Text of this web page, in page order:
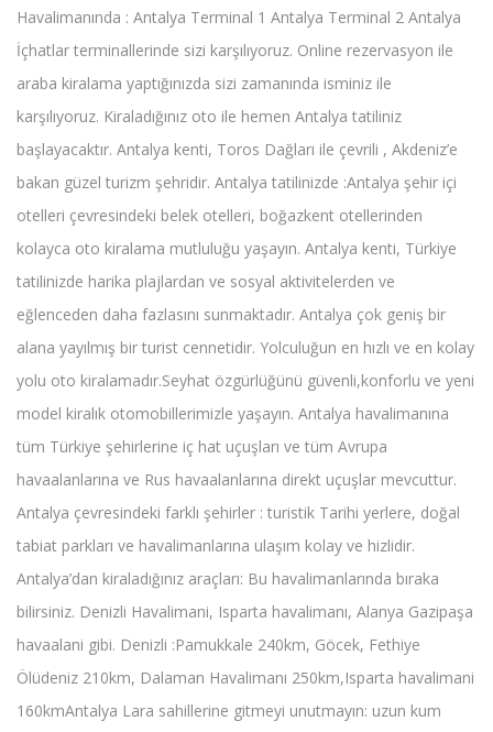
Havalimanında : Antalya Terminal 1 Antalya Terminal 2 Antalya
İçhatlar terminallerinde sizi karşılıyoruz. Online rezervasyon ile
araba kiralama yaptığınızda sizi zamanında isminiz ile
karşılıyoruz. Kiraladığınız oto ile hemen Antalya tatiliniz
başlayacaktır. Antalya kenti, Toros Dağları ile çevrili , Akdeniz’e
bakan güzel turizm şehridir. Antalya tatilinizde :Antalya şehir içi
otelleri çevresindeki belek otelleri, boğazkent otellerinden
kolayca oto kiralama mutluluğu yaşayın. Antalya kenti, Türkiye
tatilinizde harika plajlardan ve sosyal aktivitelerden ve
eğlenceden daha fazlasını sunmaktadır. Antalya çok geniş bir
alana yayılmış bir turist cennetidir. Yolculuğun en hızlı ve en kolay
yolu oto kiralamadır.Seyhat özgürlüğünü güvenli,konforlu ve yeni
model kiralık otomobillerimizle yaşayın. Antalya havalimanına
tüm Türkiye şehirlerine iç hat uçuşları ve tüm Avrupa
havaalanlarına ve Rus havaalanlarına direkt uçuşlar mevcuttur.
Antalya çevresindeki farklı şehirler : turistik Tarihi yerlere, doğal
tabiat parkları ve havalimanlarına ulaşım kolay ve hizlidir.
Antalya’dan kiraladığınız araçları: Bu havalimanlarında bıraka
bilirsiniz. Denizli Havalimani, Isparta havalimanı, Alanya Gazipaşa
havaalani gibi. Denizli :Pamukkale 240km, Göcek, Fethiye
Ölüdeniz 210km, Dalaman Havalimanı 250km,Isparta havalimani
160kmAntalya Lara sahillerine gitmeyi unutmayın: uzun kum